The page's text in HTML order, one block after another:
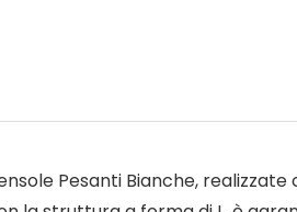
Pesanti Bianche,